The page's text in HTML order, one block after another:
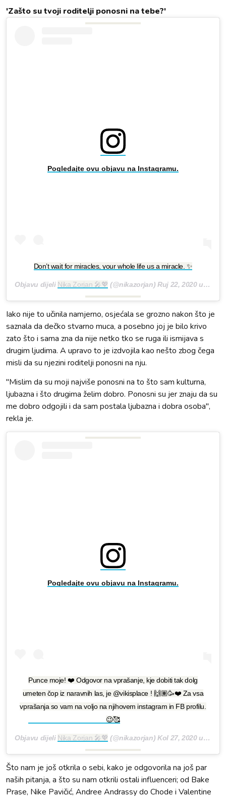
'Zašto su tvoji roditelji ponosni na tebe?'
Pogledajte ovu objavu na Instagramu.
Don’t wait for miracles, your whole life us a miracle. ✨
Objavu dijeli Nika Zorjan 🎤💖 (@nikazorjan) Ruj 22, 2020 u 8:24 PDT
Iako nije to učinila namjerno, osjećala se grozno nakon što je
saznala da dečko stvarno muca, a posebno joj je bilo krivo
zato što i sama zna da nije netko tko se ruga ili ismijava s
drugim ljudima. A upravo to je izdvojila kao nešto zbog čega
misli da su njezini roditelji ponosni na nju.
"Mislim da su moji najviše ponosni na to što sam kulturna,
ljubazna i što drugima želim dobro. Ponosni su jer znaju da su
me dobro odgojili i da sam postala ljubazna i dobra osoba",
rekla je.
Pogledajte ovu objavu na Instagramu.
Punce moje! ❤️ Odgovor na vprašanje, kje dobiti tak dolg
umeten čop iz naravnih las, je @vikisplace ! 🙌🏽🥳❤️ Za vsa
vprašanja so vam na voljo na njihovem instagram in FB profilu.
😉🥰
Objavu dijeli Nika Zorjan 🎤💖 (@nikazorjan) Kol 27, 2020 u 6:23 PDT
Što nam je još otkrila o sebi, kako je odgovorila na još par
naših pitanja, a što su nam otkrili ostali influenceri; od Bake
Prase, Nike Pavičić, Andree Andrassy do Chode i Valentine